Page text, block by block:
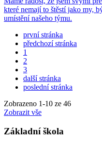
které nemají to štěstí jako my,
umístění našeho týmu.
první stránka
předchozí stránka
1
2
3
další stránka
poslední stránka
Zobrazeno 1-10 ze 46
Zobrazit vše
Základní škola